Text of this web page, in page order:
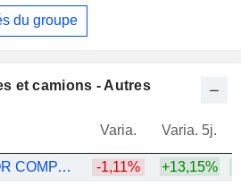
du groupe
et camions - Autres
Varia. Varia. 5j.
HYUNDAI MOTOR COMPANY -1,11% +13,15%